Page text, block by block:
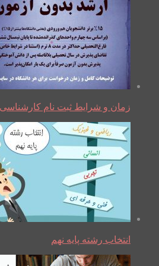
زمان و شرایط ثبت نام
انتخاب رشته پایه نهم